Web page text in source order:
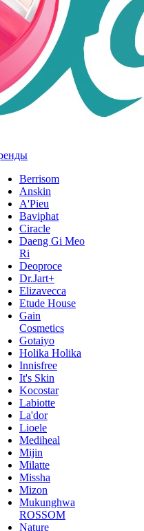
Berrisom
Anskin
A'Pieu
Baviphat
Ciracle
Daeng Gi Meo
Ri
Deoproce
Dr.Jart+
Elizavecca
Etude House
Gain
Cosmetics
Gotaiyo
Holika Holika
Innisfree
It's Skin
Kocostar
Labiotte
La'dor
Lioele
Mediheal
Mijin
Milatte
Missha
Mizon
Mukunghwa
ROSSOM
Nature